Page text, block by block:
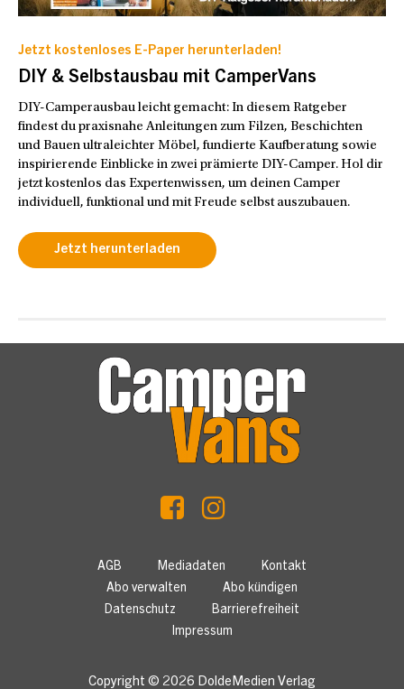
Jetzt kostenloses E-Paper herunterladen!
DIY & Selbstausbau mit CamperVans
DIY-Camperausbau leicht gemacht: In diesem Ratgeber
findest du praxisnahe Anleitungen zum Filzen, Beschichten
und Bauen ultraleichter Möbel, fundierte Kaufberatung sowie
inspirierende Einblicke in zwei prämierte DIY-Camper. Hol dir
jetzt kostenlos das Expertenwissen, um deinen Camper
individuell, funktional und mit Freude selbst auszubauen.
Jetzt herunterladen
AGB Mediadaten
Kontakt
Abo verwalten
Abo kündigen
Datenschutz
Barrierefreiheit
Impressum
Copyright © 2026 DoldeMedien Verlag